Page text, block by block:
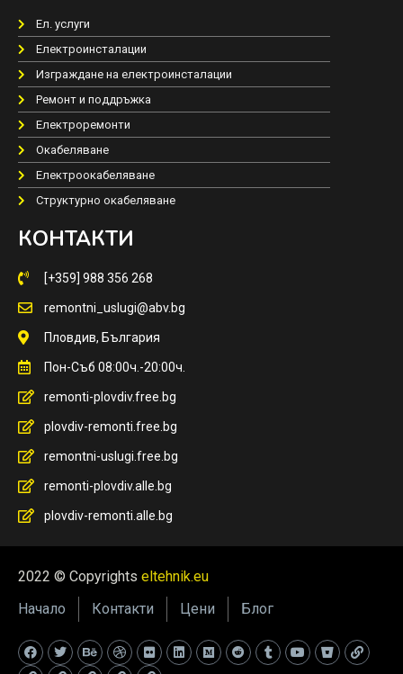
Ел. услуги
Електроинсталации
Изграждане на електроинсталации
Ремонт и поддръжка
Електроремонти
Окабеляване
Електроокабеляване
Структурно окабеляване
КОНТАКТИ
[+359] 988 356 268
remontni_uslugi@abv.bg
Пловдив, България
Пон-Съб 08:00ч.-20:00ч.
remonti-plovdiv.free.bg
plovdiv-remonti.free.bg
remontni-uslugi.free.bg
remonti-plovdiv.alle.bg
plovdiv-remonti.alle.bg
2022 © Copyrights eltehnik.eu
Начало
Контакти Цени Блог